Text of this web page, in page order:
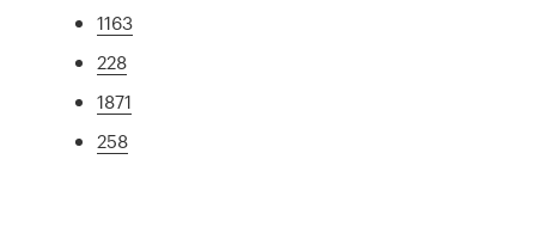
1163
228
1871
258